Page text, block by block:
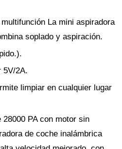
La mini aspiradora
soplado y aspiración.
5V/2A.
limpiar en cualquier lugar
PA con motor sin
de coche inalámbrica